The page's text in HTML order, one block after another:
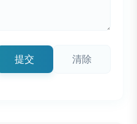
提交 清除